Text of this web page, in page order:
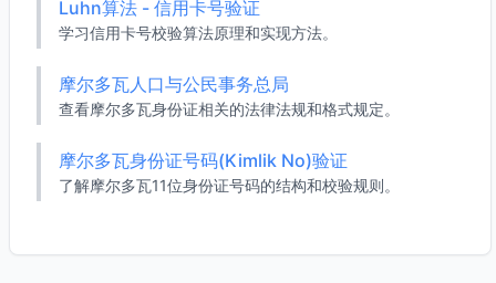
Luhn算法 - 信用卡号验证
学习信用卡号校验算法原理和实现方法。
摩尔多瓦人口与公民事务总局
查看摩尔多瓦身份证相关的法律法规和格式规定。
摩尔多瓦身份证号码(Kimlik No)验证
了解摩尔多瓦11位身份证号码的结构和校验规则。